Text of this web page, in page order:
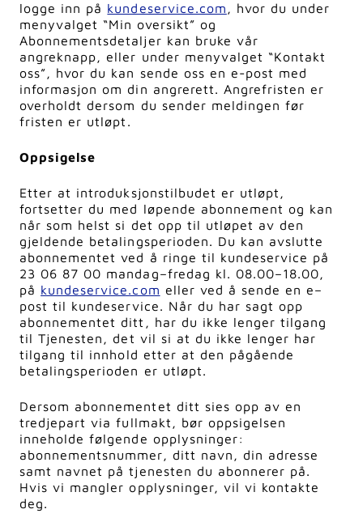
logge inn på kundeservice.com , hvor du under
menyvalget “Min oversikt” og
Abonnementsdetaljer kan bruke vår
angreknapp, eller under menyvalget “Kontakt
oss”, hvor du kan sende oss en e-post med
informasjon om din angrerett. Angrefristen er
overholdt dersom du sender meldingen før
fristen er utløpt.
Oppsigelse
Etter at introduksjonstilbudet er utløpt,
fortsetter du med løpende abonnement og kan
når som helst si det opp til utløpet av den
gjeldende betalingsperioden. Du kan avslutte
abonnementet ved å ringe til kundeservice på
23 06 87 00 mandag–fredag kl. 08.00–18.00,
på kundeservice.com eller ved å sende en e–
post til kundeservice. Når du har sagt opp
abonnementet ditt, har du ikke lenger tilgang
til Tjenesten, det vil si at du ikke lenger har
tilgang til innhold etter at den pågående
betalingsperioden er utløpt.
Dersom abonnementet ditt sies opp av en
tredjepart via fullmakt, bør oppsigelsen
inneholde følgende opplysninger:
abonnementsnummer, ditt navn, din adresse
samt navnet på tjenesten du abonnerer på.
Hvis vi mangler opplysninger, vil vi kontakte
deg.